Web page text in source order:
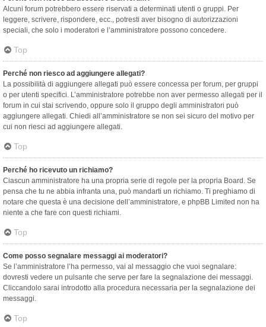
Alcuni forum potrebbero essere riservati a determinati utenti o gruppi. Per
leggere, scrivere, rispondere, ecc., potresti aver bisogno di autorizzazioni
speciali, che solo i moderatori e l’amministratore possono concedere.
Top
Perché non riesco ad aggiungere allegati?
La possibilità di aggiungere allegati può essere concessa per forum, per gruppi
o per utenti specifici. L’amministratore potrebbe non aver permesso allegati per il
forum in cui stai scrivendo, oppure solo il gruppo degli amministratori può
aggiungere allegati. Chiedi all’amministratore se non sei sicuro del motivo per
cui non riesci ad aggiungere allegati.
Top
Perché ho ricevuto un richiamo?
Ciascun amministratore ha una propria serie di regole per la propria Board. Se
pensa che tu ne abbia infranta una, può mandarti un richiamo. Ti preghiamo di
notare che questa è una decisione dell’amministratore, e phpBB Limited non ha
niente a che fare con questi richiami.
Top
Come posso segnalare messaggi ai moderatori?
Se l’amministratore l’ha permesso, vai al messaggio che vuoi segnalare:
dovresti vedere un pulsante che serve per fare la segnalazione dei messaggi.
Cliccandolo sarai introdotto alla procedura necessaria per la segnalazione dei
messaggi.
Top